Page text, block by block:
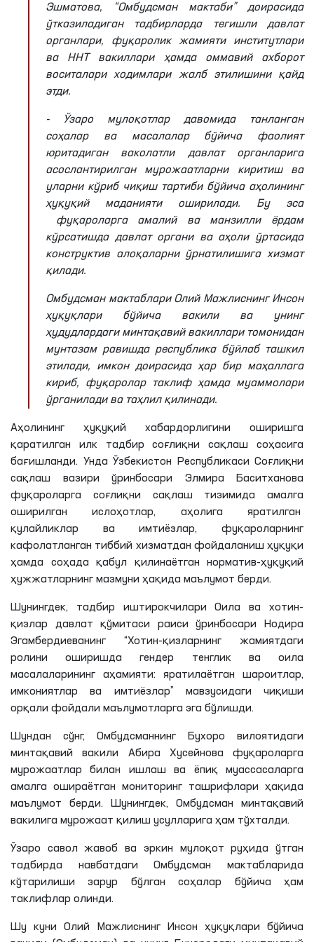
Эшматова, “Омбудсман мактаби” доирасида
ўтказиладиган тадбирларда тегишли давлат
органлари, фуқаролик жамияти институтлари
ва ННТ вакиллари ҳамда оммавий ахборот
воситалари ходимлари жалб этилишини қайд
этди.
- Ўзаро мулоқотлар давомида танланган
соҳалар ва масалалар бўйича фаолият
юритадиган ваколатли давлат органларига
асослантирилган мурожаатларни киритиш ва
уларни кўриб чиқиш тартиби бўйича аҳолининг
ҳуқуқий маданияти оширилади. Бу эса
фуқароларга амалий ва манзилли ёрдам
кўрсатишда давлат органи ва аҳоли ўртасида
конструктив алоқаларни ўрнатилишига хизмат
қилади.
Омбудсман мактаблари Олий Мажлиснинг Инсон
ҳуқуқлари бўйича вакили ва унинг
ҳудудлардаги минтақавий вакиллари томонидан
мунтазам равишда республика бўйлаб ташкил
этилади, имкон доирасида ҳар бир маҳаллага
кириб, фуқаролар таклиф ҳамда муаммолари
ўрганилади ва таҳлил қилинади.
Аҳолининг ҳуқуқий хабардорлигини оширишга
қаратилган илк тадбир соғлиқни сақлаш соҳасига
бағишланди. Унда Ўзбекистон Республикаси Соғлиқни
сақлаш вазири ўринбосари Элмира Баситханова
фуқароларга соғлиқни сақлаш тизимида амалга
оширилган ислоҳотлар, аҳолига яратилган
қулайликлар ва имтиёзлар, фуқароларнинг
кафолатланган тиббий хизматдан фойдаланиш ҳуқуқи
ҳамда соҳада қабул қилинаётган норматив-ҳуқуқий
ҳужжатларнинг мазмуни ҳақида маълумот берди.
Шунингдек, тадбир иштирокчилари Оила ва хотин-
қизлар давлат қўмитаси раиси ўринбосари Нодира
Эгамбердиеванинг “Хотин-қизларнинг жамиятдаги
ролини оширишда гендер тенглик ва оила
масалаларининг аҳамияти: яратилаётган шароитлар,
имкониятлар ва имтиёзлар” мавзусидаги чиқиши
орқали фойдали маълумотларга эга бўлишди.
Шундан сўнг, Омбудсманнинг Бухоро вилоятидаги
минтақавий вакили Абира Хусейнова фуқароларга
мурожаатлар билан ишлаш ва ёпиқ муассасаларга
амалга ошираётган мониторинг ташрифлари ҳақида
маълумот берди. Шунингдек, Омбудсман минтақавий
вакилига мурожаат қилиш усулларига ҳам тўхталди.
Ўзаро савол жавоб ва эркин мулоқот руҳида ўтган
тадбирда навбатдаги Омбудсман мактабларида
кўтарилиши зарур бўлган соҳалар бўйича ҳам
таклифлар олинди.
Шу куни Олий Мажлиснинг Инсон ҳуқуқлари бўйича